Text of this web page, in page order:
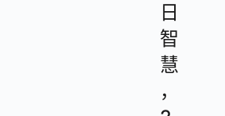
日
智
慧
，